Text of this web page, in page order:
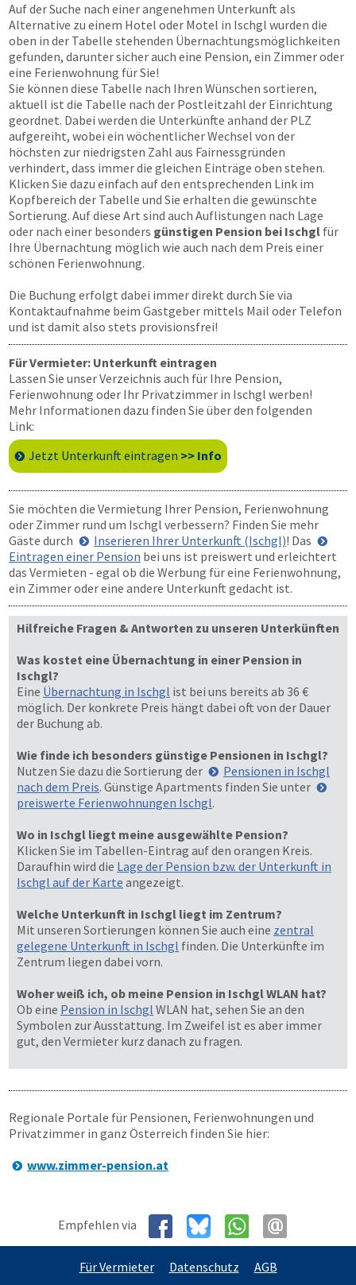
Auf der Suche nach einer angenehmen Unterkunft als
Alternative zu einem Hotel oder Motel in Ischgl wurden die
oben in der Tabelle stehenden Übernachtungsmöglichkeiten
gefunden, darunter sicher auch eine Pension, ein Zimmer oder
eine Ferienwohnung für Sie!
Sie können diese Tabelle nach Ihren Wünschen sortieren,
aktuell ist die Tabelle nach der Postleitzahl der Einrichtung
geordnet. Dabei werden die Unterkünfte anhand der PLZ
aufgereiht, wobei ein wöchentlicher Wechsel von der
höchsten zur niedrigsten Zahl aus Fairnessgründen
verhindert, dass immer die gleichen Einträge oben stehen.
Klicken Sie dazu einfach auf den entsprechenden Link im
Kopfbereich der Tabelle und Sie erhalten die gewünschte
Sortierung. Auf diese Art sind auch Auflistungen nach Lage
oder nach einer besonders günstigen Pension bei Ischgl für
Ihre Übernachtung möglich wie auch nach dem Preis einer
schönen Ferienwohnung.
Die Buchung erfolgt dabei immer direkt durch Sie via
Kontaktaufnahme beim Gastgeber mittels Mail oder Telefon
und ist damit also stets provisionsfrei!
Für Vermieter: Unterkunft eintragen
Lassen Sie unser Verzeichnis auch für Ihre Pension,
Ferienwohnung oder Ihr Privatzimmer in Ischgl werben!
Mehr Informationen dazu finden Sie über den folgenden
Link:
Jetzt Unterkunft eintragen >> Info
Sie möchten die Vermietung Ihrer Pension, Ferienwohnung
oder Zimmer rund um Ischgl verbessern? Finden Sie mehr
Gäste durch
Inserieren Ihrer Unterkunft (Ischgl)! Das
Eintragen einer Pension bei uns ist preiswert und erleichtert
das Vermieten - egal ob die Werbung für eine Ferienwohnung,
ein Zimmer oder eine andere Unterkunft gedacht ist.
Hilfreiche Fragen & Antworten zu unseren Unterkünften
Was kostet eine Übernachtung in einer Pension in
Ischgl?
Eine Übernachtung in Ischgl ist bei uns bereits ab 36 €
möglich. Der konkrete Preis hängt dabei oft von der Dauer
der Buchung ab.
Wie finde ich besonders günstige Pensionen in Ischgl?
Nutzen Sie dazu die Sortierung der
Pensionen in Ischgl
nach dem Preis. Günstige Apartments finden Sie unter
preiswerte Ferienwohnungen Ischgl.
Wo in Ischgl liegt meine ausgewählte Pension?
Klicken Sie im Tabellen-Eintrag auf den orangen Kreis.
Daraufhin wird die Lage der Pension bzw. der Unterkunft in
Ischgl auf der Karte angezeigt.
Welche Unterkunft in Ischgl liegt im Zentrum?
Mit unseren Sortierungen können Sie auch eine zentral
gelegene Unterkunft in Ischgl finden. Die Unterkünfte im
Zentrum liegen dabei vorn.
Woher weiß ich, ob meine Pension in Ischgl WLAN hat?
Ob eine Pension in Ischgl WLAN hat, sehen Sie an den
Symbolen zur Ausstattung. Im Zweifel ist es aber immer
gut, den Vermieter kurz danach zu fragen.
Regionale Portale für Pensionen, Ferienwohnungen und
Privatzimmer in ganz Österreich finden Sie hier:
www.zimmer-pension.at
Empfehlen via
Für Vermieter Datenschutz
AGB